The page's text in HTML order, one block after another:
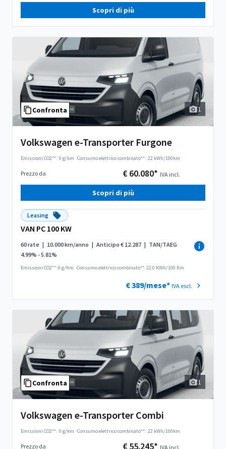
Scopri di più
Confronta 1
Volkswagen e-Transporter Furgone
Emissioni CO2**: 0 g/km ·Consumo elettrico combinato**: 22 kWh/100km
Prezzo da € 60.080* IVA incl.
Scopri di più
Leasing
VAN PC 100 KW
60 rate | 10.000 km/anno | Anticipo € 12.287 | TAN/TAEG
4.99% - 5.81%
Emissioni CO2**: 0 g/Km ·Consumo elettrico combinato**: 22.0 KWh/100 Km
€ 389/mese* IVA escl.
Confronta 1
Volkswagen e-Transporter Combi
Emissioni CO2**: 0 g/km ·Consumo elettrico combinato**: 22 kWh/100km
Prezzo da € 55.245* IVA incl.